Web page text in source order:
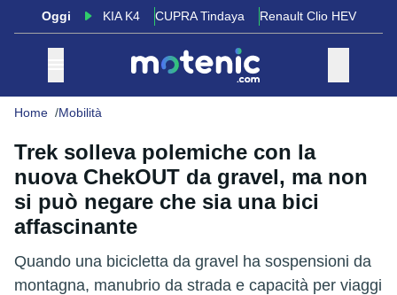
Oggi KIA K4 CUPRA Tindaya Renault Clio HEV
Home Mobilità
Trek solleva polemiche con la
nuova ChekOUT da gravel, ma non
si può negare che sia una bici
affascinante
Quando una bicicletta da gravel ha sospensioni da
montagna, manubrio da strada e capacità per viaggi